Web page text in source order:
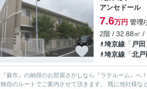
アンセドール
7.6万円 管理/
2階 / 32.88㎡ /
埼京線 「 戸田
埼京線 「北戸
『蕨市』の納得のお部屋さがしなら『ラテルーム』
独自のルートでご案内させて頂きます。 既に他社様